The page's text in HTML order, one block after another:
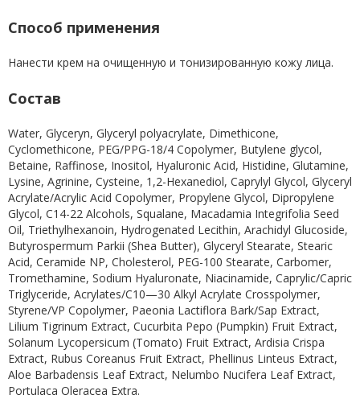
Способ применения
Нанести крем на очищенную и тонизированную кожу лица.
Состав
Water, Glyceryn, Glyceryl polyacrylate, Dimethicone,
Cyclomethicone, PEG/PPG-18/4 Copolymer, Butylene glycol,
Betaine, Raffinose, Inositol, Hyaluronic Acid, Histidine, Glutamine,
Lysine, Agrinine, Cysteine, 1,2-Hexanediol, Caprylyl Glycol, Glyceryl
Acrylate/Acrylic Acid Copolymer, Propylene Glycol, Dipropylene
Glycol, C14-22 Alcohols, Squalane, Macadamia Integrifolia Seed
Oil, Triethylhexanoin, Hydrogenated Lecithin, Arachidyl Glucoside,
Butyrospermum Parkii (Shea Butter), Glyceryl Stearate, Stearic
Acid, Ceramide NP, Cholesterol, PEG-100 Stearate, Carbomer,
Tromethamine, Sodium Hyaluronate, Niacinamide, Caprylic/Capric
Triglyceride, Acrylates/C10—30 Alkyl Acrylate Crosspolymer,
Styrene/VP Copolymer, Paeonia Lactiflora Bark/Sap Extract,
Lilium Tigrinum Extract, Cucurbita Pepo (Pumpkin) Fruit Extract,
Solanum Lycopersicum (Tomato) Fruit Extract, Ardisia Crispa
Extract, Rubus Coreanus Fruit Extract, Phellinus Linteus Extract,
Aloe Barbadensis Leaf Extract, Nelumbo Nucifera Leaf Extract,
Portulaca Oleracea Extra.